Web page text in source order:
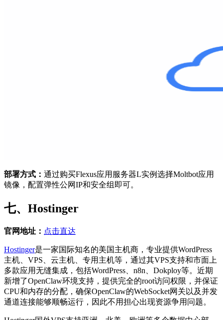
部署方式： 通过购买Flexus应用服务器L实例选择Moltbot应用
镜像，配置弹性公网IP和安全组即可。
七、Hostinger
官网地址： 点击直达
Hostinger是一家国际知名的美国主机商，专业提供WordPress
主机、VPS、云主机、专用主机等，通过其VPS支持和市面上
多款应用无缝集成，包括WordPress、n8n、Dokploy等。近期
新增了OpenClaw环境支持，提供完全的root访问权限，并保证
CPU和内存的分配，确保OpenClaw的WebSocket网关以及并发
通道连接能够顺畅运行，因此不用担心出现资源争用问题。